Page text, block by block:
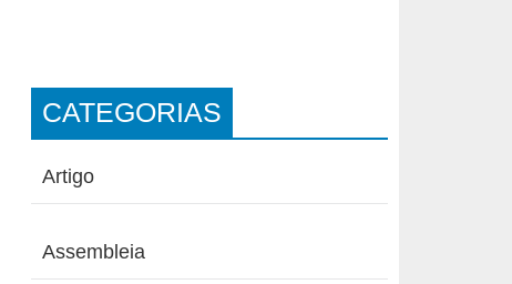
CATEGORIAS
Artigo
Assembleia